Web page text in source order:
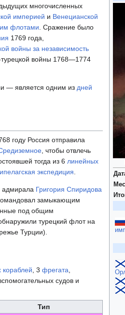
многочисленных
империей и Венецианской
флотами . Сражение было
1769 года,
войны за независимость
войны 1768—1774
— является одним из дней
году Россия отправила
, чтобы отвлечь
тогда из 6 линейных
экспедиция
адмирала Григория Спиридова
замыкающим
под общим
обнаружили турецкий флот на
Турции).
кораблей , 3 фрегата
судов и
Тип